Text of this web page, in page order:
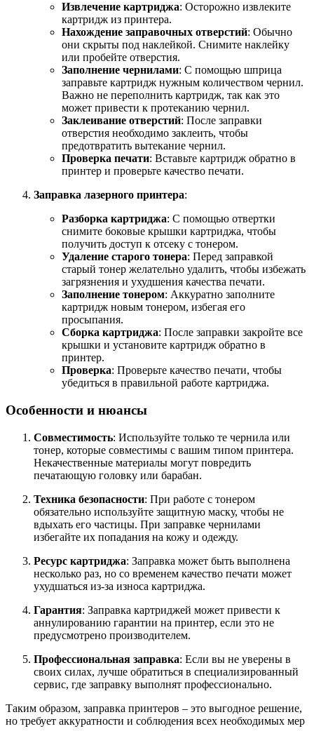
Извлечение картриджа: Осторожно извлеките
картридж из принтера.
Нахождение заправочных отверстий: Обычно
они скрыты под наклейкой. Снимите наклейку
или пробейте отверстия.
Заполнение чернилами: С помощью шприца
заправьте картридж нужным количеством чернил.
Важно не переполнить картридж, так как это
может привести к протеканию чернил.
Заклеивание отверстий: После заправки
отверстия необходимо заклеить, чтобы
предотвратить вытекание чернил.
Проверка печати: Вставьте картридж обратно в
принтер и проверьте качество печати.
Заправка лазерного принтера:
Разборка картриджа: С помощью отвертки
снимите боковые крышки картриджа, чтобы
получить доступ к отсеку с тонером.
Удаление старого тонера: Перед заправкой
старый тонер желательно удалить, чтобы избежать
загрязнения и ухудшения качества печати.
Заполнение тонером: Аккуратно заполните
картридж новым тонером, избегая его
просыпания.
Сборка картриджа: После заправки закройте все
крышки и установите картридж обратно в
принтер.
Проверка: Проверьте качество печати, чтобы
убедиться в правильной работе картриджа.
Особенности и нюансы
Совместимость: Используйте только те чернила или
тонер, которые совместимы с вашим типом принтера.
Некачественные материалы могут повредить
печатающую головку или барабан.
Техника безопасности: При работе с тонером
обязательно используйте защитную маску, чтобы не
вдыхать его частицы. При заправке чернилами
избегайте их попадания на кожу и одежду.
Ресурс картриджа: Заправка может быть выполнена
несколько раз, но со временем качество печати может
ухудшаться из-за износа картриджа.
Гарантия: Заправка картриджей может привести к
аннулированию гарантии на принтер, если это не
предусмотрено производителем.
Профессиональная заправка: Если вы не уверены в
своих силах, лучше обратиться в специализированный
сервис, где заправку выполнят профессионально.
Таким образом, заправка принтеров – это выгодное решение,
но требует аккуратности и соблюдения всех необходимых мер